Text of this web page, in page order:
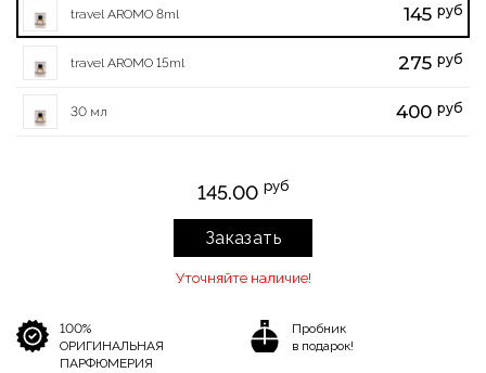
travel AROMO 8ml 145 руб
travel AROMO 15ml 275 руб
30 мл 400 руб
145.00 руб
Заказать
Уточняйте наличие!
100%
ОРИГИНАЛЬНАЯ
ПАРФЮМЕРИЯ
Пробник
в подарок!